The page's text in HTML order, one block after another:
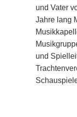
und Vater
Jahre lang
und